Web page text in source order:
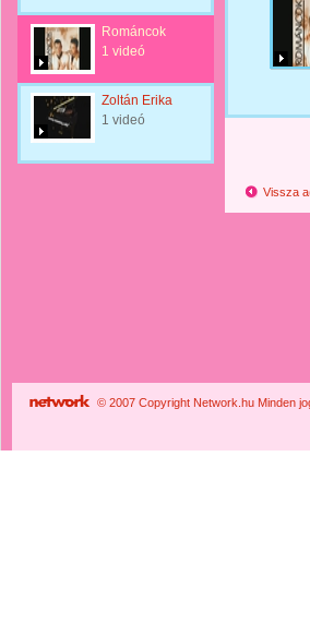
Románcok
1 videó
Zoltán Erika
1 videó
Vissza
© 2007 Copyright Network.hu Minden